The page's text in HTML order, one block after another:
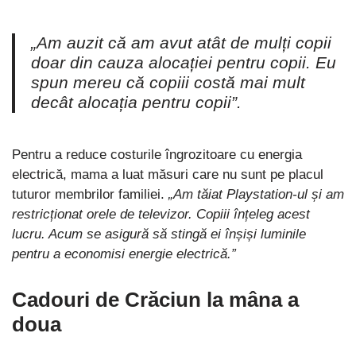
„Am auzit că am avut atât de mulți copii
doar din cauza alocației pentru copii. Eu
spun mereu că copiii costă mai mult
decât alocația pentru copii”.
Pentru a reduce costurile îngrozitoare cu energia
electrică, mama a luat măsuri care nu sunt pe placul
tuturor membrilor familiei. „Am tăiat Playstation-ul și am
restricționat orele de televizor. Copiii înțeleg acest
lucru. Acum se asigură să stingă ei înșiși luminile
pentru a economisi energie electrică.”
Cadouri de Crăciun la mâna a
doua